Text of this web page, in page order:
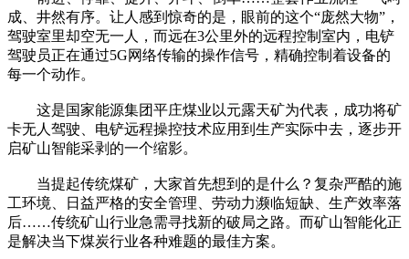
成、井然有序。让人感到惊奇的是，眼前的这个“庞然大物”，
驾驶室里却空无一人，而远在3公里外的远程控制室内，电铲
驾驶员正在通过5G网络传输的操作信号，精确控制着设备的
每一个动作。
这是国家能源集团平庄煤业以元露天矿为代表，成功将矿
卡无人驾驶、电铲远程操控技术应用到生产实际中去，逐步开
启矿山智能采剥的一个缩影。
当提起传统煤矿，大家首先想到的是什么？复杂严酷的施
工环境、日益严格的安全管理、劳动力濒临短缺、生产效率落
后……传统矿山行业急需寻找新的破局之路。而矿山智能化正
是解决当下煤炭行业各种难题的最佳方案。